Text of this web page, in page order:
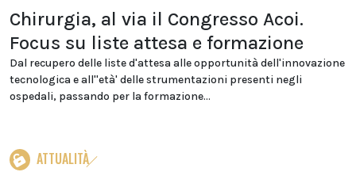
Chirurgia, al via il Congresso Acoi.
Focus su liste attesa e formazione
Dal recupero delle liste d'attesa alle opportunità dell'innovazione
tecnologica e all''età' delle strumentazioni presenti negli
ospedali, passando per la formazione...
ATTUALITÀ